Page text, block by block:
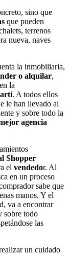
sino que
que pueden
terrenos
nueva, naves
la inmobiliaria,
o alquilar,
la
. A todos ellos
le han llevado al
y sobre todo la
agencia
Shopper
el vendedor. Al
en un proceso
sabe que
manos. Y el
va a encontrar
sobre todo
las
un cuidado